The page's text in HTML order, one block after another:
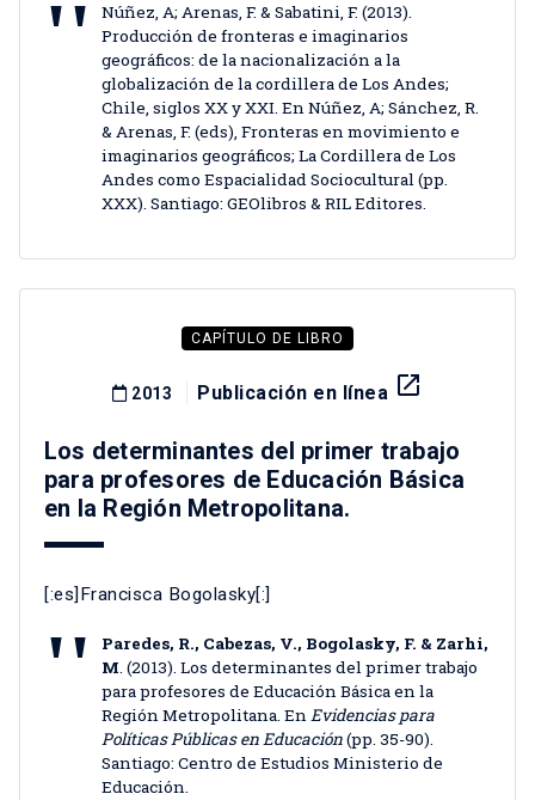
Núñez, A; Arenas, F. & Sabatini, F. (2013).
Producción de fronteras e imaginarios
geográficos: de la nacionalización a la
globalización de la cordillera de Los Andes;
Chile, siglos XX y XXI. En Núñez, A; Sánchez, R.
& Arenas, F. (eds), Fronteras en movimiento e
imaginarios geográficos; La Cordillera de Los
Andes como Espacialidad Sociocultural (pp.
XXX). Santiago: GEOlibros & RIL Editores.
CAPÍTULO DE LIBRO
2013 Publicación en línea launch
Los determinantes del primer trabajo
para profesores de Educación Básica
en la Región Metropolitana.
[:es]Francisca Bogolasky[:]
Paredes, R., Cabezas, V., Bogolasky, F. & Zarhi,
M. (2013). Los determinantes del primer trabajo
para profesores de Educación Básica en la
Región Metropolitana. EnEvidencias para
Políticas Públicas en Educación(pp. 35-90).
Santiago: Centro de Estudios Ministerio de
Educación.